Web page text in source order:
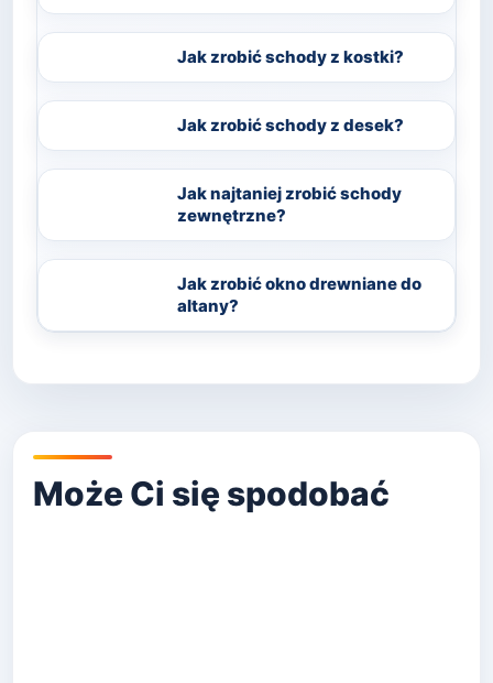
Jak zrobić schody z kostki?
Jak zrobić schody z desek?
Jak najtaniej zrobić schody
zewnętrzne?
Jak zrobić okno drewniane do
altany?